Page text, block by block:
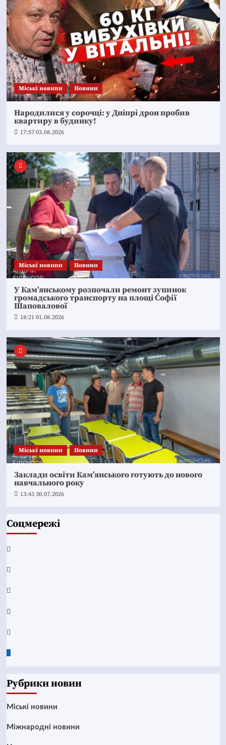
Mіські новини Новини
Народилися у сорочці: у Дніпрі дрон пробив
квартиру в будинку!
17:57 03.08.2026
Mіські новини Новини
У Кам’янському розпочали ремонт зупинок
громадського транспорту на площі Софії
Шаповалової
18:21 01.08.2026
Mіські новини Новини
Заклади освіти Кам’янського готують до нового
навчального року
13:43 30.07.2026
Соцмережі
Facebook
YouTube
Telegram
Instagram
Twitter
Google
Рубрики новин
Mіські новини
Міжнародні новини